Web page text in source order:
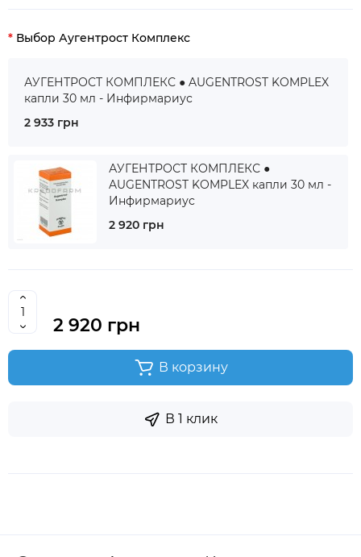
Выбор Аугентрост Комплекс
АУГЕНТРОСТ КОМПЛЕКС ● AUGENTROST KOMPLEX
капли 30 мл - Инфирмариус
2 933 грн
АУГЕНТРОСТ КОМПЛЕКС ●
AUGENTROST KOMPLEX капли 30 мл -
Инфирмариус
2 920 грн
2 920 грн
В корзину
В 1 клик